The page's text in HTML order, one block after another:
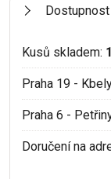
Kusů skladem: 1
Praha 19 -
Praha 6 -
Doručení na